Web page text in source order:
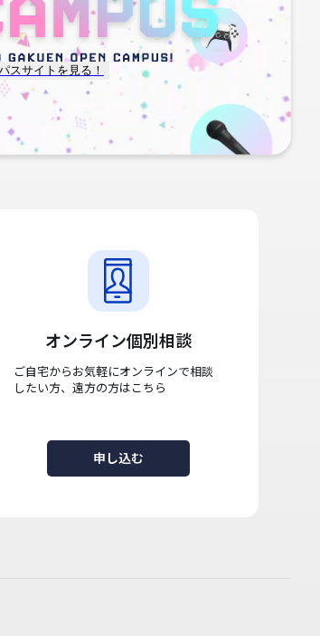
スサイトを見る！
オンライン個別相談
ご自宅からお気軽にオンラインで相談
したい方、遠方の方はこちら
申し込む